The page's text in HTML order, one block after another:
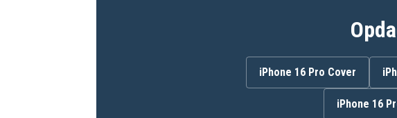
iPhone 16 Pro Cover
iPhone 16